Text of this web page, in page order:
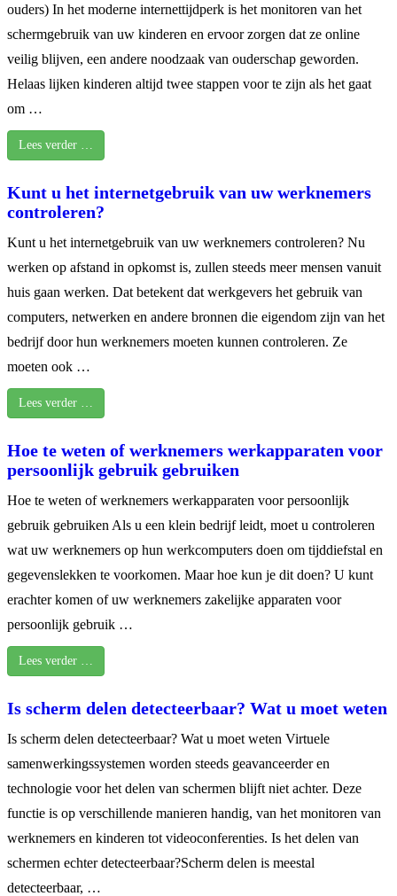
ouders) In het moderne internettijdperk is het monitoren van het
schermgebruik van uw kinderen en ervoor zorgen dat ze online
veilig blijven, een andere noodzaak van ouderschap geworden.
Helaas lijken kinderen altijd twee stappen voor te zijn als het gaat
om …
Lees verder …
Kunt u het internetgebruik van uw werknemers
controleren?
Kunt u het internetgebruik van uw werknemers controleren? Nu
werken op afstand in opkomst is, zullen steeds meer mensen vanuit
huis gaan werken. Dat betekent dat werkgevers het gebruik van
computers, netwerken en andere bronnen die eigendom zijn van het
bedrijf door hun werknemers moeten kunnen controleren. Ze
moeten ook …
Lees verder …
Hoe te weten of werknemers werkapparaten voor
persoonlijk gebruik gebruiken
Hoe te weten of werknemers werkapparaten voor persoonlijk
gebruik gebruiken Als u een klein bedrijf leidt, moet u controleren
wat uw werknemers op hun werkcomputers doen om tijddiefstal en
gegevenslekken te voorkomen. Maar hoe kun je dit doen? U kunt
erachter komen of uw werknemers zakelijke apparaten voor
persoonlijk gebruik …
Lees verder …
Is scherm delen detecteerbaar? Wat u moet weten
Is scherm delen detecteerbaar? Wat u moet weten Virtuele
samenwerkingssystemen worden steeds geavanceerder en
technologie voor het delen van schermen blijft niet achter. Deze
functie is op verschillende manieren handig, van het monitoren van
werknemers en kinderen tot videoconferenties. Is het delen van
schermen echter detecteerbaar?Scherm delen is meestal
detecteerbaar, …